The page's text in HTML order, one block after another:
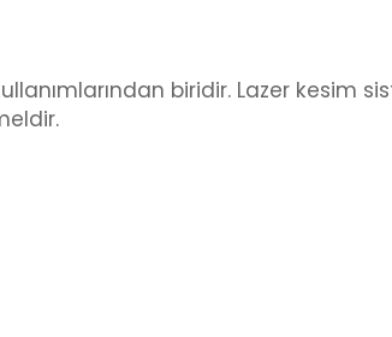
biridir. Lazer kesim